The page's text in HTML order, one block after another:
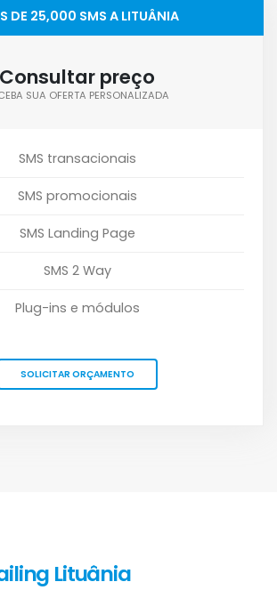
DE 25,000 SMS A LITUÂNIA
Consultar preço
SUA OFERTA PERSONALIZADA
SMS transacionais
SMS promocionais
SMS Landing Page
SMS 2 Way
Plug-ins e módulos
SOLICITAR ORÇAMENTO
Lituânia